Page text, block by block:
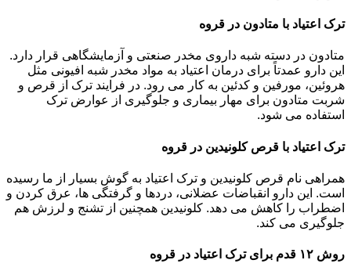
ترک اعتیاد با متادون در قروه
متادون در دسته شبه داروی مخدر صنعتی و آزمایشگاهی قرار دارد.
این دارو عمدتاً برای درمان اعتیاد به مواد مخدر شبه افیونی مثل
هروئین، مورفین و کدئین به کار می رود. در فرایند ترک از قرص و
شربت متادون برای مهار بیماری و جلوگیری از عوارض ترک
استفاده می شود.
ترک اعتیاد با قرص کلونیدین در قروه
همراهی نام قرص کلونیدین و ترک اعتیاد به گوش بسیار از ما رسیده
است. این دارو انقباضات عضلانی، دردها و گرفتگی ها، عرق کردن و
اضطراب را کاهش می دهد. کلونیدین همچنین از تشنج و لرزش هم
جلوگیری می کند.
روش ۱۲ قدم برای ترک اعتیاد در قروه